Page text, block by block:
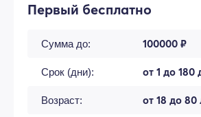
Первый бесплатно
Сумма до: 100000 ₽
Срок (дни): от 1 до 180
Возраст: от 18 до 80